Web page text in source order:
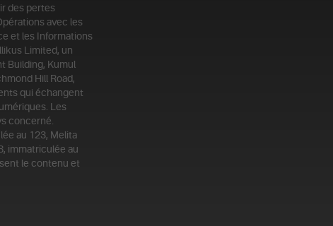
des pertes
avec les
et les Informations
Limited, un
Building, Kumul
Hill Road,
qui échangent
Les
concerné.
au 123, Melita
immatriculée au
le contenu et